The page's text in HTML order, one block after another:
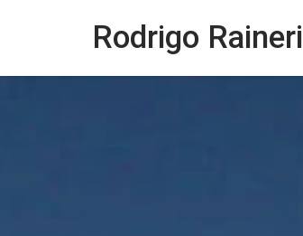
Rodrigo Raineri